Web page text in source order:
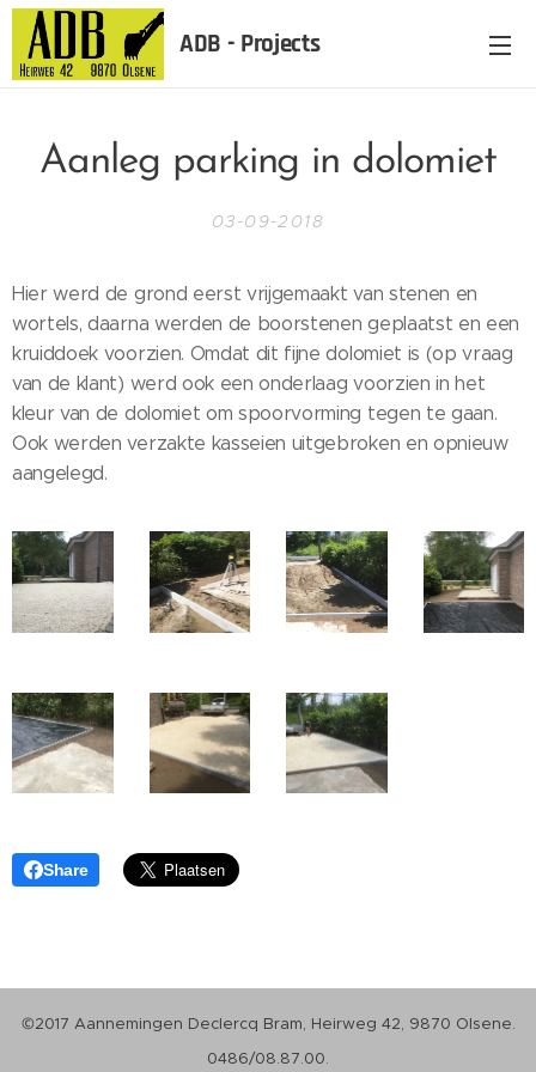
ADB - Projects
Aanleg parking in dolomiet
03-09-2018
Hier werd de grond eerst vrijgemaakt van stenen en
wortels, daarna werden de boorstenen geplaatst en een
kruiddoek voorzien. Omdat dit fijne dolomiet is (op vraag
van de klant) werd ook een onderlaag voorzien in het
kleur van de dolomiet om spoorvorming tegen te gaan.
Ook werden verzakte kasseien uitgebroken en opnieuw
aangelegd.
Share
©2017 Aannemingen Declercq Bram, Heirweg 42, 9870 Olsene.
0486/08.87.00.